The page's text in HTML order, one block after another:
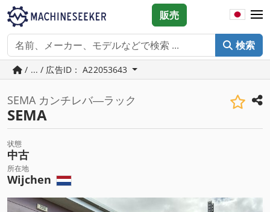
検索
販売
/ ... / 広告ID： A22053643
SEMA カンチレバ―ラック
SEMA
状態
中古
所在地
Wijchen